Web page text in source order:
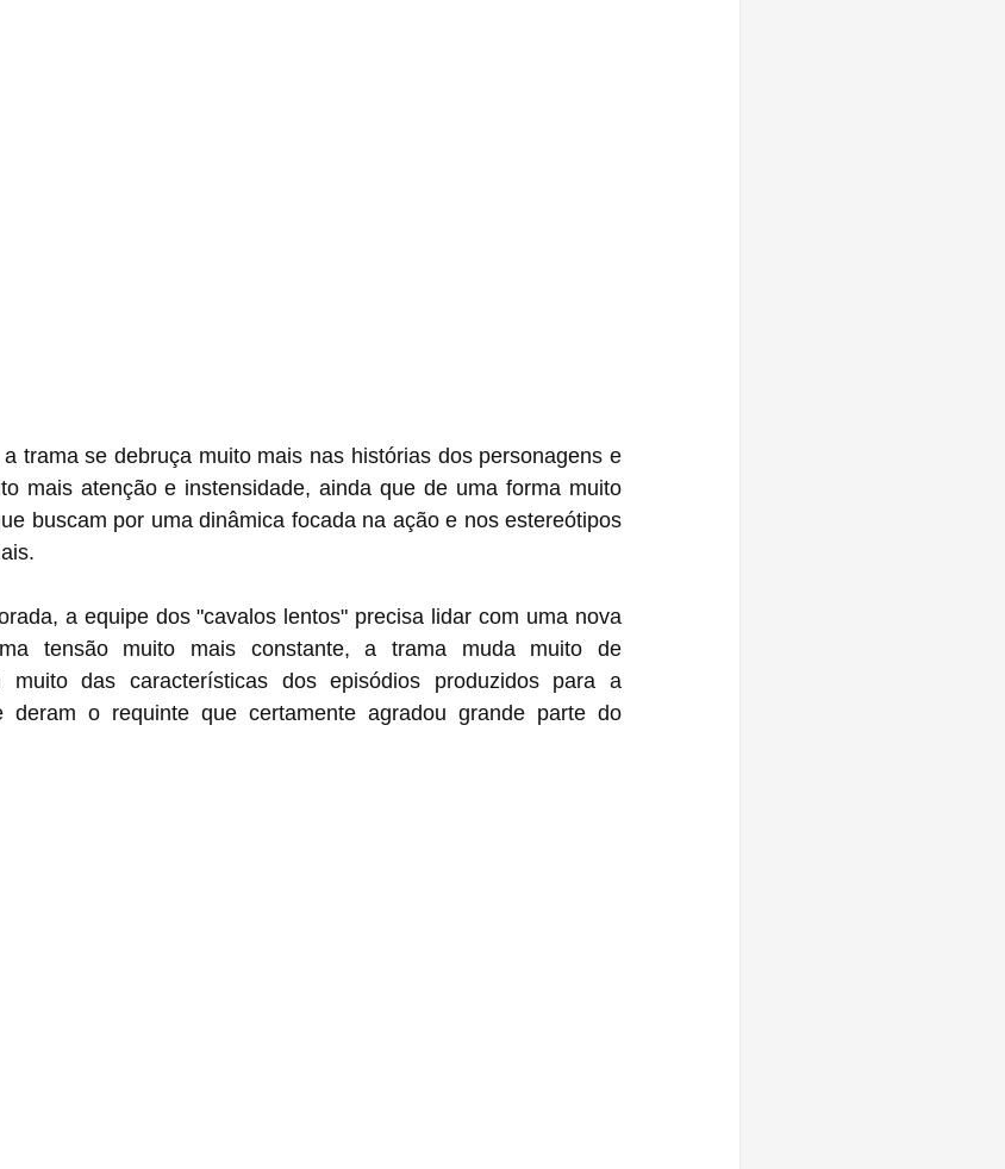
trama se debruça muito mais nas histórias dos personagens e
mais atenção e instensidade, ainda que de uma forma muito
buscam por uma dinâmica focada na ação e nos estereótipos
a equipe dos "cavalos lentos" precisa lidar com uma nova
tensão muito mais constante, a trama muda muito de
muito das características dos episódios produzidos para a
deram o requinte que certamente agradou grande parte do